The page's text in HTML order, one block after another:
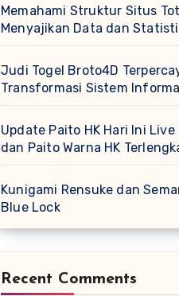
Memahami Struktur Situs
Menyajikan Data dan
Judi Togel Broto4D
Transformasi Sistem
Update Paito HK Hari Ini Live
dan Paito Warna HK
Kunigami Rensuke dan
Blue Lock
Recent Comments